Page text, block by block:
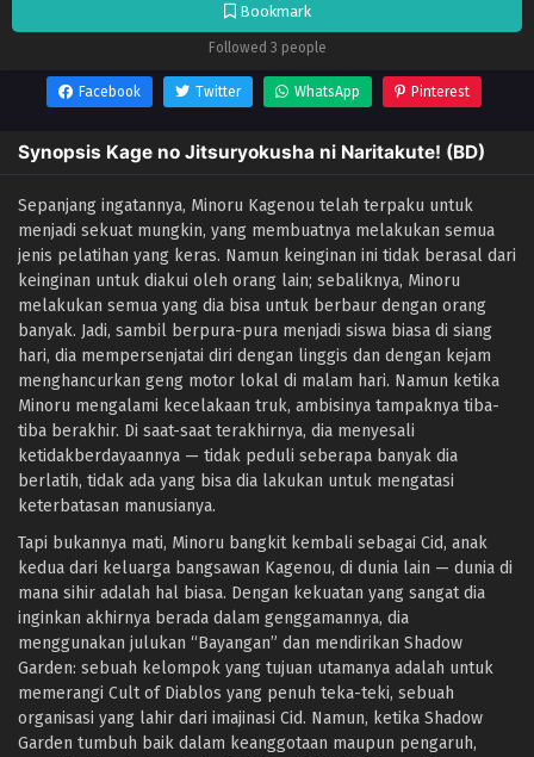
Bookmark
Followed 3 people
Facebook Twitter WhatsApp Pinterest
Synopsis Kage no Jitsuryokusha ni Naritakute! (BD)
Sepanjang ingatannya, Minoru Kagenou telah terpaku untuk
menjadi sekuat mungkin, yang membuatnya melakukan semua
jenis pelatihan yang keras. Namun keinginan ini tidak berasal dari
keinginan untuk diakui oleh orang lain; sebaliknya, Minoru
melakukan semua yang dia bisa untuk berbaur dengan orang
banyak. Jadi, sambil berpura-pura menjadi siswa biasa di siang
hari, dia mempersenjatai diri dengan linggis dan dengan kejam
menghancurkan geng motor lokal di malam hari. Namun ketika
Minoru mengalami kecelakaan truk, ambisinya tampaknya tiba-
tiba berakhir. Di saat-saat terakhirnya, dia menyesali
ketidakberdayaannya — tidak peduli seberapa banyak dia
berlatih, tidak ada yang bisa dia lakukan untuk mengatasi
keterbatasan manusianya.
Tapi bukannya mati, Minoru bangkit kembali sebagai Cid, anak
kedua dari keluarga bangsawan Kagenou, di dunia lain — dunia di
mana sihir adalah hal biasa. Dengan kekuatan yang sangat dia
inginkan akhirnya berada dalam genggamannya, dia
menggunakan julukan “Bayangan” dan mendirikan Shadow
Garden: sebuah kelompok yang tujuan utamanya adalah untuk
memerangi Cult of Diablos yang penuh teka-teki, sebuah
organisasi yang lahir dari imajinasi Cid. Namun, ketika Shadow
Garden tumbuh baik dalam keanggotaan maupun pengaruh,